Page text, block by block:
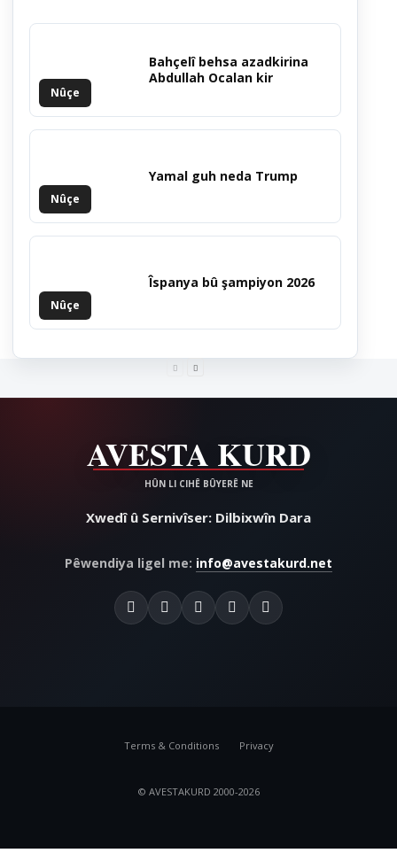
Nûçe
Bahçelî behsa azadkirina
Abdullah Ocalan kir
Nûçe
Yamal guh neda Trump
Nûçe
Îspanya bû şampiyon 2026
Xwedî û Sernivîser: Dilbixwîn Dara
Pêwendiya ligel me: info@avestakurd.net
Terms & Conditions Privacy
© AVESTAKURD 2000-2026